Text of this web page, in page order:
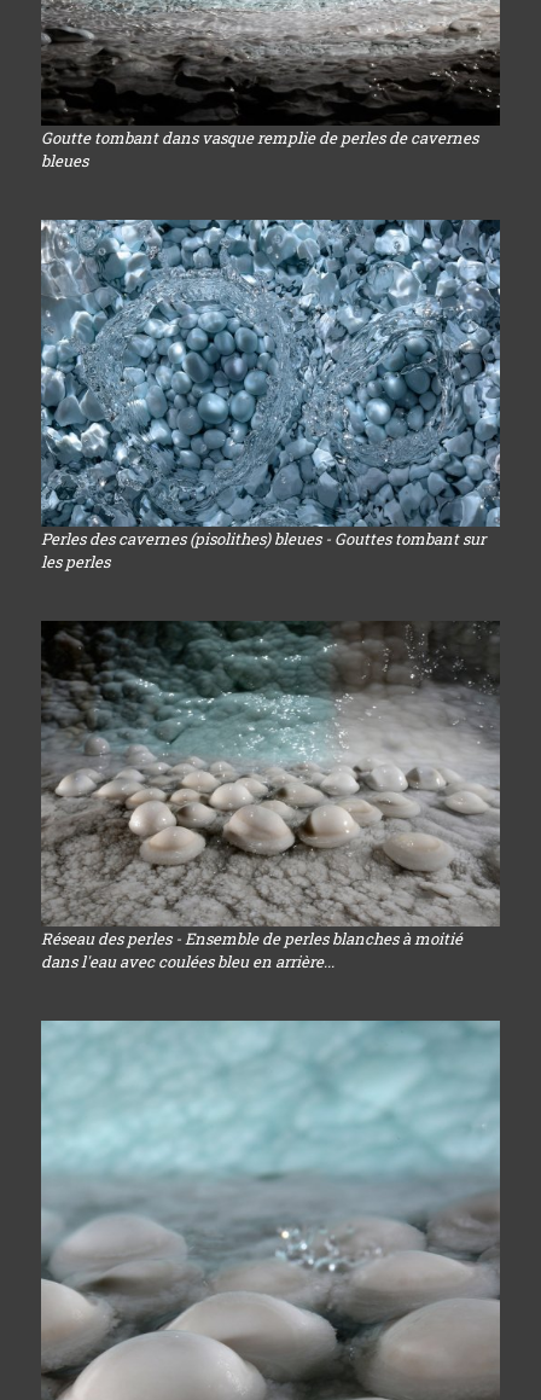
Goutte tombant dans vasque remplie de perles de cavernes
bleues
Perles des cavernes (pisolithes) bleues - Gouttes tombant sur
les perles
Réseau des perles - Ensemble de perles blanches à moitié
dans l'eau avec coulées bleu en arrière...